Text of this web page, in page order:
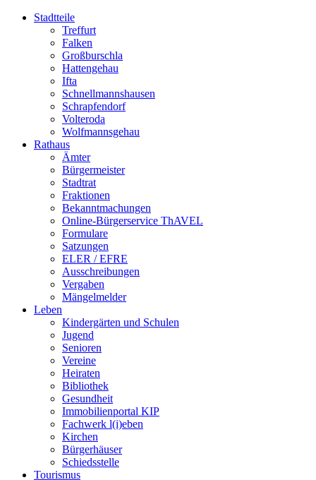
Stadtteile
Treffurt
Falken
Großburschla
Hattengehau
Ifta
Schnellmannshausen
Schrapfendorf
Volteroda
Wolfmannsgehau
Rathaus
Ämter
Bürgermeister
Stadtrat
Fraktionen
Bekanntmachungen
Online-Bürgerservice ThAVEL
Formulare
Satzungen
ELER / EFRE
Ausschreibungen
Vergaben
Mängelmelder
Leben
Kindergärten und Schulen
Jugend
Senioren
Vereine
Heiraten
Bibliothek
Gesundheit
Immobilienportal KIP
Fachwerk l(i)eben
Kirchen
Bürgerhäuser
Schiedsstelle
Tourismus